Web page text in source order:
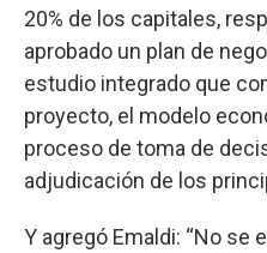
20% de los capitales,
aprobado un plan de
estudio integrado que
proyecto, el modelo
proceso de toma de
adjudicación de los
Y agregó Emaldi: “No se